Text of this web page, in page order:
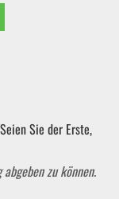
Sie der Erste,
zu können.